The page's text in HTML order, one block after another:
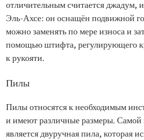
отличительным считается джадум,
Эль-Ахсе: он оснащён подвижной
можно заменять по мере износа и
помощью штифта, регулирующего
к рукояти.
Пилы
Пилы относятся к необходимым
и имеют различные размеры. Самой
является двуручная пила, которая